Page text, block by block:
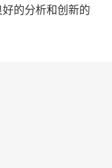
的分析和创新的